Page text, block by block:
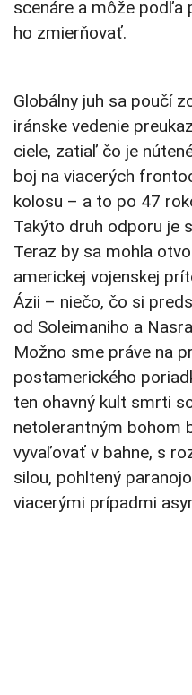
scenáre a môže podľa
ho zmierňovať.
Globálny juh sa poučí
iránske vedenie
ciele, zatiaľ čo je
boj na viacerých
kolosu – a to po 47
Takýto druh odporu je
Teraz by sa mohla
americkej vojenskej
Ázii – niečo, čo si
od Soleimaniho a
Možno sme práve na
postamerického
ten ohavný kult smrti
netolerantným bohom
vyvaľovať v bahne, s
silou, pohltený
viacerými prípadmi